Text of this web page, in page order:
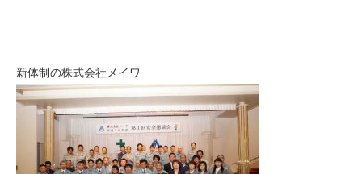
新体制の株式会社メイワ